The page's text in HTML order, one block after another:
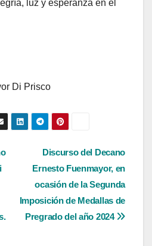
luz y esperanza en el
Di Prisco
Discurso del Decano
Ernesto Fuenmayor, en
ocasión de la Segunda
Imposición de Medallas de
Pregrado del año 2024